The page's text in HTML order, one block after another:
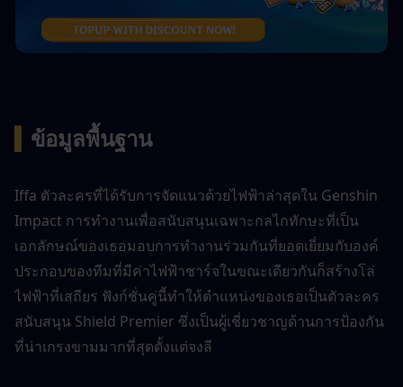
ข้อมูลพื้นฐาน
Iffa ตัวละครที่ได้รับการจัดแนวด้วยไฟฟ้าล่าสุดใน Genshin
Impact การทำงานเพื่อสนับสนุนเฉพาะกลไกทักษะที่เป็น
เอกลักษณ์ของเธอมอบการทำงานร่วมกันที่ยอดเยี่ยมกับองค์
ประกอบของทีมที่มีค่าไฟฟ้าชาร์จในขณะเดียวกันก็สร้างโล่
ไฟฟ้าที่เสถียร ฟังก์ชั่นคู่นี้ทำให้ตำแหน่งของเธอเป็นตัวละคร
สนับสนุน Shield Premier ซึ่งเป็นผู้เชี่ยวชาญด้านการป้องกัน
ที่น่าเกรงขามมากที่สุดตั้งแต่จงลี